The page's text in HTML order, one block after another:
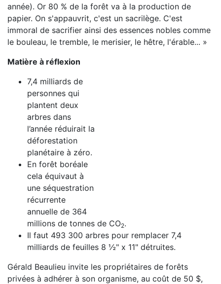
année). Or 80 % de la forêt va à la production de
papier. On s'appauvrit, c'est un sacrilège. C'est
immoral de sacrifier ainsi des essences nobles comme
le bouleau, le tremble, le merisier, le hêtre, l'érable... »
Matière à réflexion
7,4 milliards de
personnes qui
plantent deux
arbres dans
l’année réduirait la
déforestation
planétaire à zéro.
En forêt boréale
cela équivaut à
une séquestration
récurrente
annuelle de 364
millions de tonnes de CO2.
Il faut 493 300 arbres pour remplacer 7,4
milliards de feuilles 8 ½" x 11" détruites.
Gérald Beaulieu invite les propriétaires de forêts
privées à adhérer à son organisme, au coût de 50 $,